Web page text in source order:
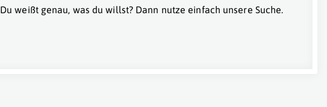
Du weißt genau, was du willst? Dann nutze einfach unsere Suche.